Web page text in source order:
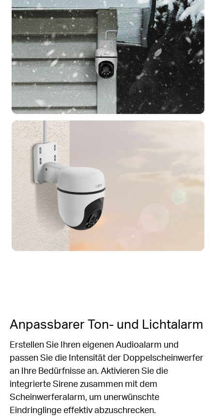
Anpassbarer Ton- und Lichtalarm
Erstellen Sie Ihren eigenen Audioalarm und
passen Sie die Intensität der Doppelscheinwerfer
an Ihre Bedürfnisse an. Aktivieren Sie die
integrierte Sirene zusammen mit dem
Scheinwerferalarm, um unerwünschte
Eindringlinge effektiv abzuschrecken.